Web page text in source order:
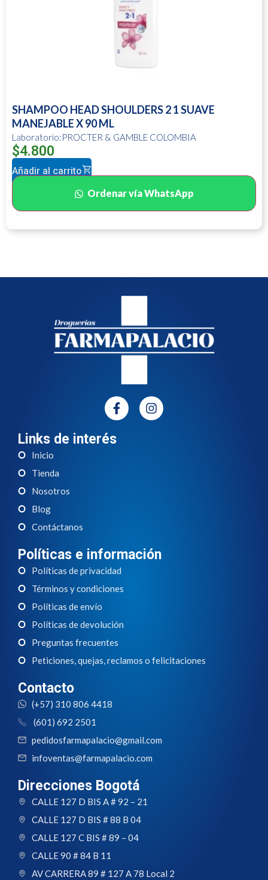
SHAMPOO HEAD SHOULDERS 2 1 SUAVE
MANEJABLE X 90 ML
Laboratorio:PROCTER & GAMBLE COLOMBIA
$4.800
Añadir al carrito
Ordenar vía WhatsApp
Links de interés
Inicio
Tienda
Nosotros
Blog
Contáctanos
Políticas e información
Políticas de privacidad
Términos y condiciones
Políticas de envío
Políticas de devolución
Preguntas frecuentes
Peticiones, quejas, reclamos o felicitaciones
Contacto
(+57) 310 806 4418
(601) 692 2501
pedidosfarmapalacio@gmail.com
infoventas@farmapalacio.com
Direcciones Bogotá
CALLE 127 D BIS A # 92 – 21
CALLE 127 D BIS # 88 B 04
CALLE 127 C BIS # 89 – 04
CALLE 90 # 84 B 11
AV CARRERA 89 # 127 A 78 Local 2